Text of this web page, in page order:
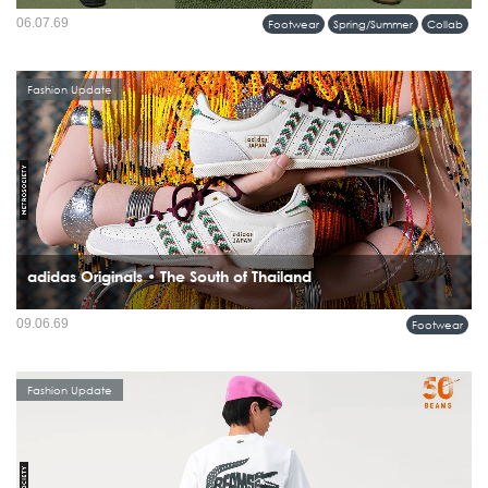
เปิดตัวความร่วมมือครั้งแรกบนรันเวย์ sacai Men’s Spring & Summer 2027
Collection กับคอลเลคชั่นที่นำรองเท้าระดับไอคอนของ BIRKENSTOCK มารื้อสร้าง
Footwear Spring/Summer Collab
06.07.69
adidas Originals • The South of Thailand
ภาคใต้ของประเทศไทยกำลังกลายเป็นแรงบันดาลใจบทใหม่ในโลกแฟชั่น เมื่อ adidas
Fashion Update
Footwear
09.06.69
Fashion Update